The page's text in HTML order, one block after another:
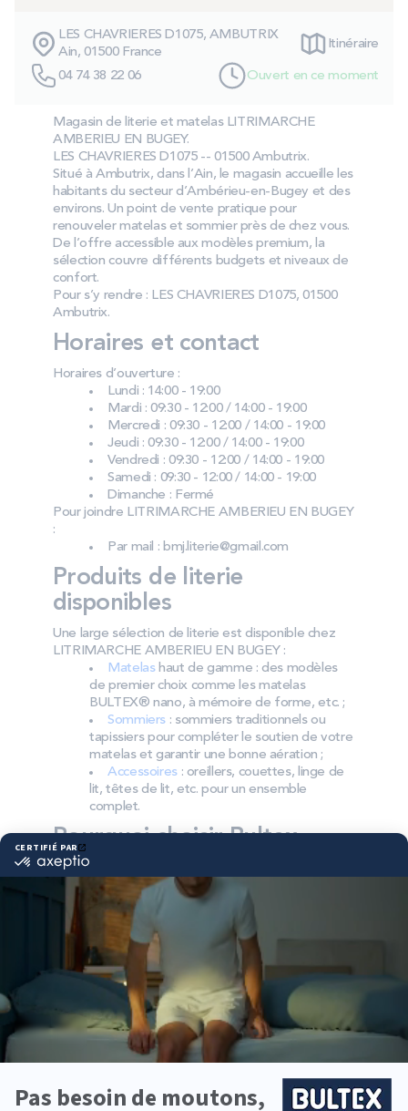
Technologie bultex
Nos engagements
Storelocator
ContactMon compte
LES CHAVRIERES D1075, AMBUTRIX
Ain, 01500 France
Itinéraire
04 74 38 22 06 Ouvert en ce moment
Magasin de literie et matelas LITRIMARCHE
AMBERIEU EN BUGEY.
LES CHAVRIERES D1075 -- 01500 Ambutrix.
Situé à Ambutrix, dans l’Ain, le magasin accueille les
habitants du secteur d’Ambérieu‑en‑Bugey et des
environs. Un point de vente pratique pour
renouveler matelas et sommier près de chez vous.
De l’offre accessible aux modèles premium, la
sélection couvre différents budgets et niveaux de
confort.
Pour s’y rendre : LES CHAVRIERES D1075, 01500
Ambutrix.
Horaires et contact
Horaires d’ouverture :
Lundi : 14:00 - 19:00
Mardi : 09:30 - 12:00 / 14:00 - 19:00
Mercredi : 09:30 - 12:00 / 14:00 - 19:00
Jeudi : 09:30 - 12:00 / 14:00 - 19:00
Vendredi : 09:30 - 12:00 / 14:00 - 19:00
Samedi : 09:30 - 12:00 / 14:00 - 19:00
Dimanche : Fermé
Pour joindre LITRIMARCHE AMBERIEU EN BUGEY
:
Par mail : bmj.literie@gmail.com
Produits de literie
disponibles
Une large sélection de literie est disponible chez
LITRIMARCHE AMBERIEU EN BUGEY :
Matelashaut de gamme : des modèles
de premier choix comme les matelas
BULTEX® nano, à mémoire de forme, etc. ;
Sommiers : sommiers traditionnels ou
tapissiers pour compléter le soutien de votre
matelas et garantir une bonne aération ;
Accessoires: oreillers, couettes, linge de
lit, têtes de lit, etc. pour un ensemble
complet.
Pourquoi choisir Bultex
comme literie ?
Bultex est la marque de literie la plus détenue par
les Français*. Notre savoir‑faire et nos mousses
exclusives assurent un confort fiable, pensé pour
Plusieurs fermetés et accueils sont proposés pour
répondre à vos préférences. En combinant matelas
et sommier adaptés, vous obtenez un soutien
précis et homogène.
Pour la famille entière, vous trouverez des
couchages pour adultes, enfants et chambres
d’amis. Des formats et conforts variés pour
*Marque la plus détenue : 18 599 personnes